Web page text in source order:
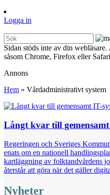
Logga in
Sidan stöds inte av din
såsom Chrome, Firefox eller
Annons
Hem » Vårdadministrativt system
Långt kvar till gemensamt
Regeringen och Sveriges
enats om en nationell
kartläggning av folktandvårdens
återstår att göra när det gäller
Nyheter